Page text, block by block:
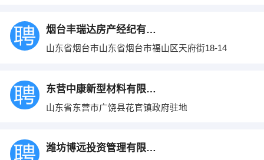
烟台丰瑞达房产经纪有限公司
山东省烟台市山东省烟台市福山区天府街18-14
东营中康新型材料有限公司
山东省东营市广饶县花官镇政府驻地
潍坊博远投资管理有限公司